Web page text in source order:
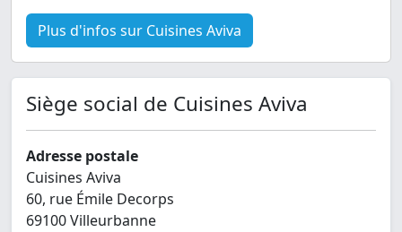
Plus d'infos sur Cuisines Aviva
Siège social de Cuisines Aviva
Adresse postale
Cuisines Aviva
60, rue Émile Decorps
69100 Villeurbanne